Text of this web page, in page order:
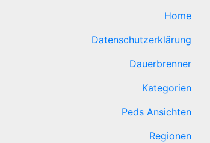
Home
Datenschutzerklärung
Dauerbrenner
Kategorien
Peds Ansichten
Regionen